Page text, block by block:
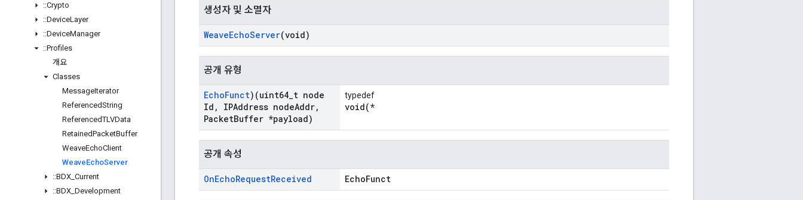
::Crypto
::DeviceLayer
::DeviceManager
::Profiles
개요
Classes
MessageIterator
ReferencedString
ReferencedTLVData
RetainedPacketBuffer
WeaveEchoClient
WeaveEchoServer
::BDX Current
::BDX Development
생성자 및 소멸자
WeaveEchoServer(void)
공개 유형
EchoFunct)(uint64 t node
Id , IPAddress nodeAddr,
PacketBuffer *payload)
typedef
void(*
공개 속성
OnEchoRequestReceived EchoFunct